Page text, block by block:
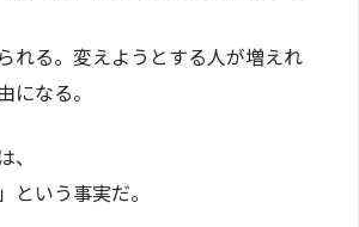
れる。変えようとする人が増えれ
になる。
という事実だ。